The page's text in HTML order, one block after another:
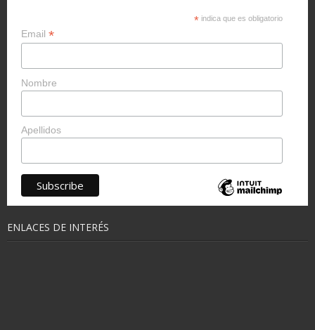
* indica que es obligatorio
Email *
Nombre
Apellidos
ENLACES DE INTERÉS